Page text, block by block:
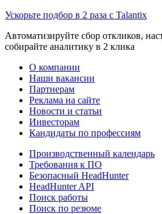
Ускорьте подбор в 2 раза с Talantix
Автоматизируйте сбор откликов,
собирайте аналитику в 2 клика
О компании
Наши вакансии
Партнерам
Реклама на сайте
Новости и статьи
Инвесторам
Кандидаты по профессиям
Производственный календарь
Требования к ПО
Безопасный HeadHunter
HeadHunter API
Поиск работы
Поиск по резюме